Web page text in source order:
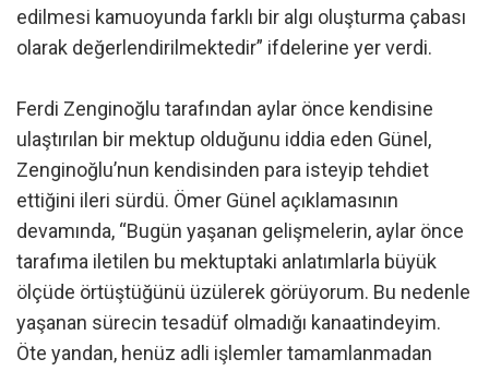
edilmesi kamuoyunda farklı bir algı oluşturma çabası
olarak değerlendirilmektedir” ifdelerine yer verdi.
Ferdi Zenginoğlu tarafından aylar önce kendisine
ulaştırılan bir mektup olduğunu iddia eden Günel,
Zenginoğlu’nun kendisinden para isteyip tehdiet
ettiğini ileri sürdü. Ömer Günel açıklamasının
devamında, “Bugün yaşanan gelişmelerin, aylar önce
tarafıma iletilen bu mektuptaki anlatımlarla büyük
ölçüde örtüştüğünü üzülerek görüyorum. Bu nedenle
yaşanan sürecin tesadüf olmadığı kanaatindeyim.
Öte yandan, henüz adli işlemler tamamlanmadan